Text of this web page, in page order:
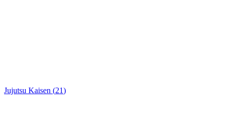
Jujutsu Kaisen (21)